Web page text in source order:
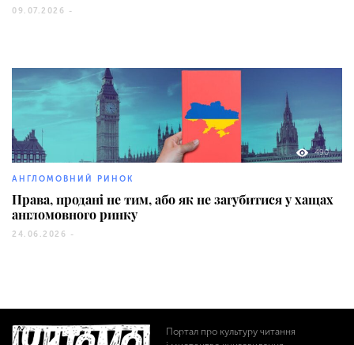
09.07.2026 -
490
АНГЛОМОВНИЙ РИНОК
Права, продані не тим, або як не загубитися у хащах
англомовного ринку
24.06.2026 -
Портал про культуру читання